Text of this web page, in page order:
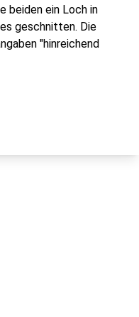
beiden ein Loch in
geschnitten. Die
"hinreichend